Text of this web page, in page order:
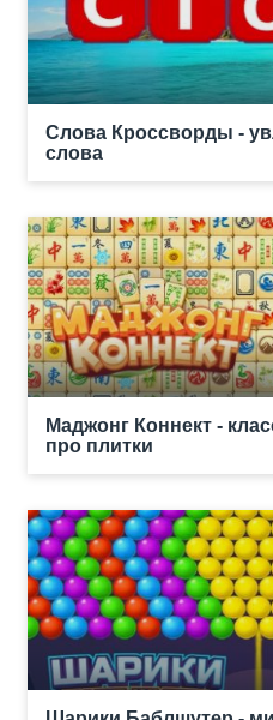
Слова Кроссворды -
слова
Маджонг Коннект -
про плитки